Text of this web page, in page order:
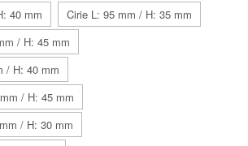
40 mm
Cirie L: 95 mm / H: 35 mm
/ H: 45 mm
/ H: 40 mm
/ H: 45 mm
/ H: 30 mm